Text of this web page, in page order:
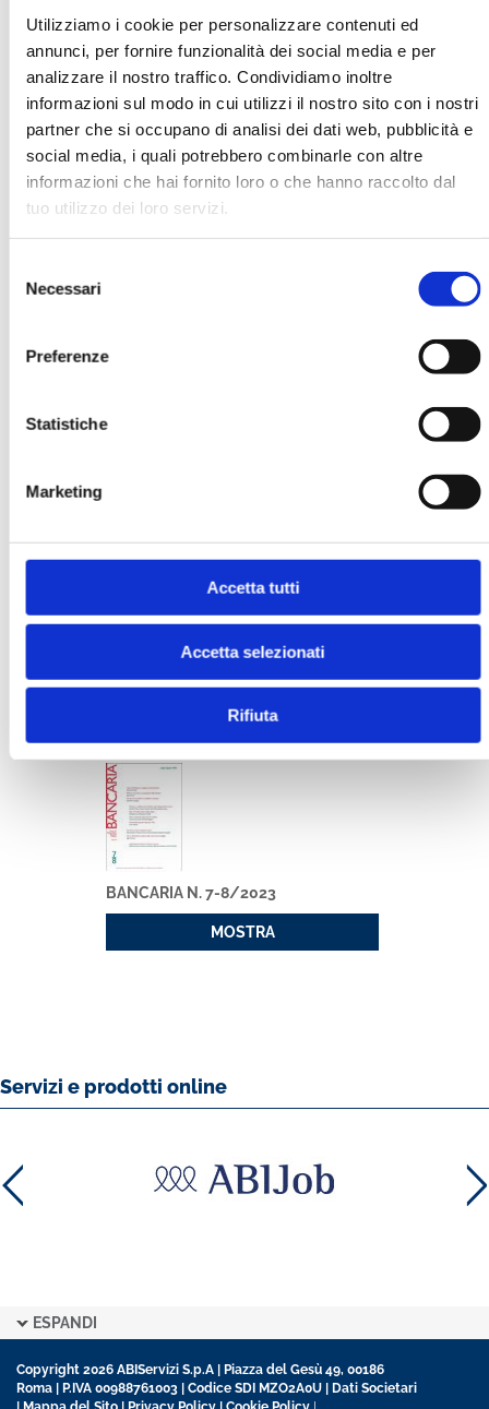
Utilizziamo i cookie per personalizzare contenuti ed
annunci, per fornire funzionalità dei social media e per
analizzare il nostro traffico. Condividiamo inoltre
informazioni sul modo in cui utilizzi il nostro sito con i nostri
partner che si occupano di analisi dei dati web, pubblicità e
social media, i quali potrebbero combinarle con altre
informazioni che hai fornito loro o che hanno raccolto dal
tuo utilizzo dei loro servizi.
delNecessari
Preferenze
Statistiche
Marketing
Accetta tutti
Accetta selezionati
Rifiuta
BANCARIA N. 7-8/2025
MOSTRA
MOSTRA
BANCARIA N. 7-8/2023
MOSTRA
Servizi e prodotti online
ESPANDI
Copyright 2026 ABIServizi S.p.A | Piazza del Gesù 49, 00186
Roma | P.IVA 00988761003 | Codice SDI MZO2A0U |
Dati Societari